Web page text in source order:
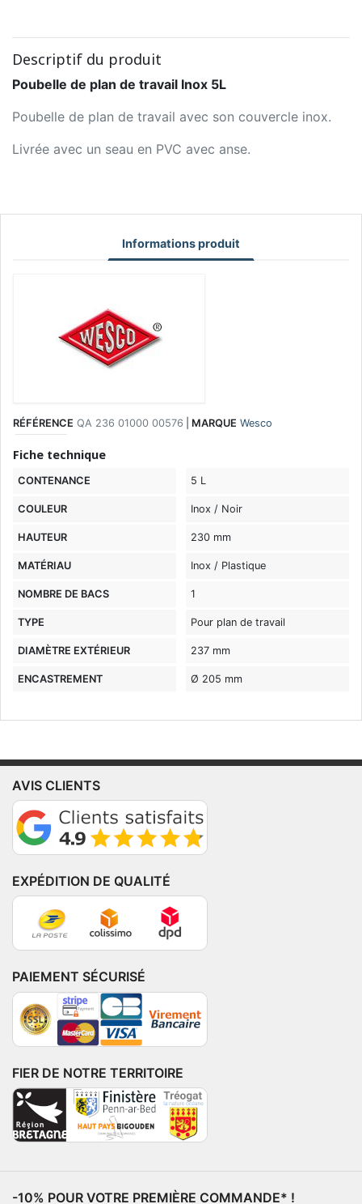
Descriptif du produit
Poubelle de plan de travail Inox 5L
Poubelle de plan de travail avec son couvercle inox.
Livrée avec un seau en PVC avec anse.
Informations produit
RÉFÉRENCE QA 236 01000 00576 MARQUE Wesco
Fiche technique
CONTENANCE 5 L
COULEUR Inox / Noir
HAUTEUR 230 mm
MATÉRIAU Inox / Plastique
NOMBRE DE BACS 1
TYPE Pour plan de travail
DIAMÈTRE EXTÉRIEUR 237 mm
ENCASTREMENT Ø 205 mm
AVIS CLIENTS
EXPÉDITION DE QUALITÉ
PAIEMENT SÉCURISÉ
FIER DE NOTRE TERRITOIRE
-10% POUR VOTRE PREMIÈRE COMMANDE* !